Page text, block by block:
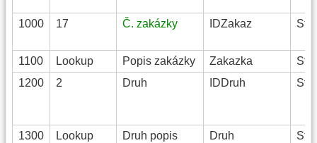
1000 17 Č. zakázky IDZakaz
1100 Lookup Popis zakázky Zakazka
1200
2 Druh IDDruh
1300 Lookup Druh popis Druh